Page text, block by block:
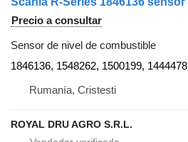
Precio a consultar
Sensor de nivel de combustible
1846136, 1548262, 1500199, 1444478
Rumanía, Cristesti
ROYAL DRU AGRO S.R.L.